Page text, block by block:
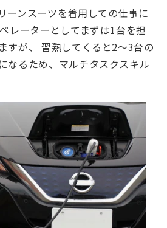
ーンスーツを着用しての仕事に
レーターとしてまずは1台を担
すが、 習熟してくると2～3台の
なるため、マルチタスクスキル